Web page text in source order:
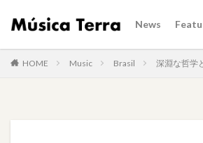
News
HOME Music Brasil 深淵な哲学